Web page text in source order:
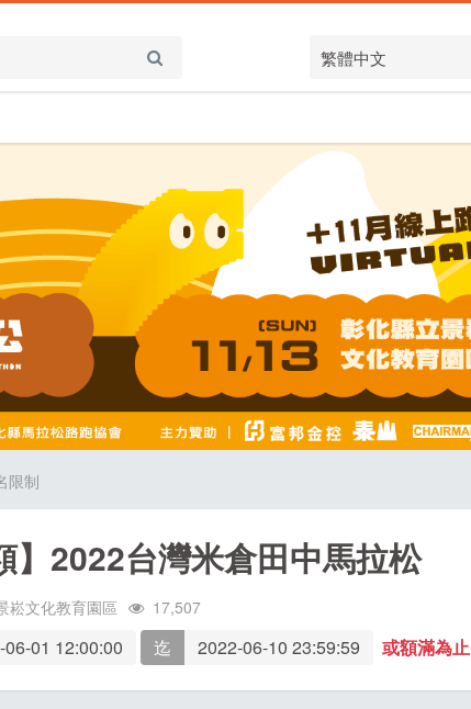
繁體中文
限制
】2022台灣米倉田中馬拉松
崧文化教育園區 17,507
01 12:00:00 迄 2022-06-10 23:59:59 或額滿為止